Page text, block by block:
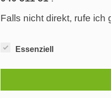
Falls nicht direkt, rufe ich
Essenziell